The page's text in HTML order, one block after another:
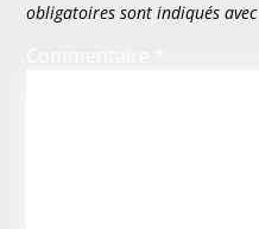
obligatoires sont indiqués avec